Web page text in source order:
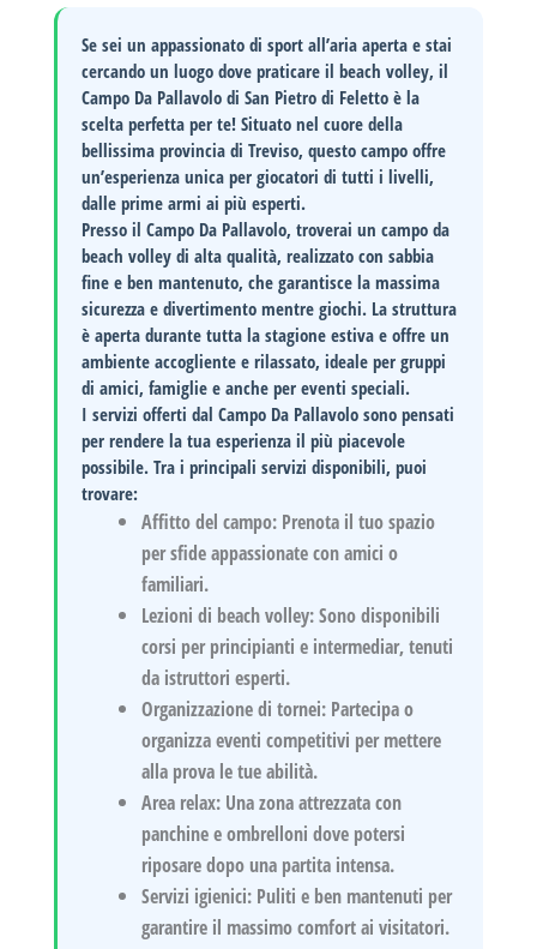
Se sei un appassionato di sport all’aria aperta e stai
cercando un luogo dove praticare ilbeach volley, il
Campo Da Pallavolo di San Pietro di Feletto è la
scelta perfetta per te! Situato nel cuore della
bellissima provincia diTreviso, questo campo offre
un’esperienza unica per giocatori di tutti i livelli,
dalle prime armi ai più esperti.
Presso il Campo Da Pallavolo, troverai uncampo da
beach volley di alta qualità, realizzato con sabbia
fine e ben mantenuto, che garantisce la massima
sicurezza e divertimento mentre giochi. La struttura
è aperta durante tutta la stagione estiva e offre un
ambiente accogliente e rilassato, ideale per gruppi
di amici, famiglie e anche per eventi speciali.
I servizi offerti dal Campo Da Pallavolo sono pensati
per rendere la tua esperienza il più piacevole
possibile. Tra i principali servizi disponibili, puoi
trovare:
Affitto del campo:Prenota il tuo spazio
per sfide appassionate con amici o
familiari.
Lezioni di beach volley:Sono disponibili
corsi per principianti e intermediar, tenuti
da istruttori esperti.
Organizzazione di tornei:Partecipa o
organizza eventi competitivi per mettere
alla prova le tue abilità.
Area relax:Una zona attrezzata con
panchine e ombrelloni dove potersi
riposare dopo una partita intensa.
Servizi igienici:Puliti e ben mantenuti per
garantire il massimo comfort ai visitatori.